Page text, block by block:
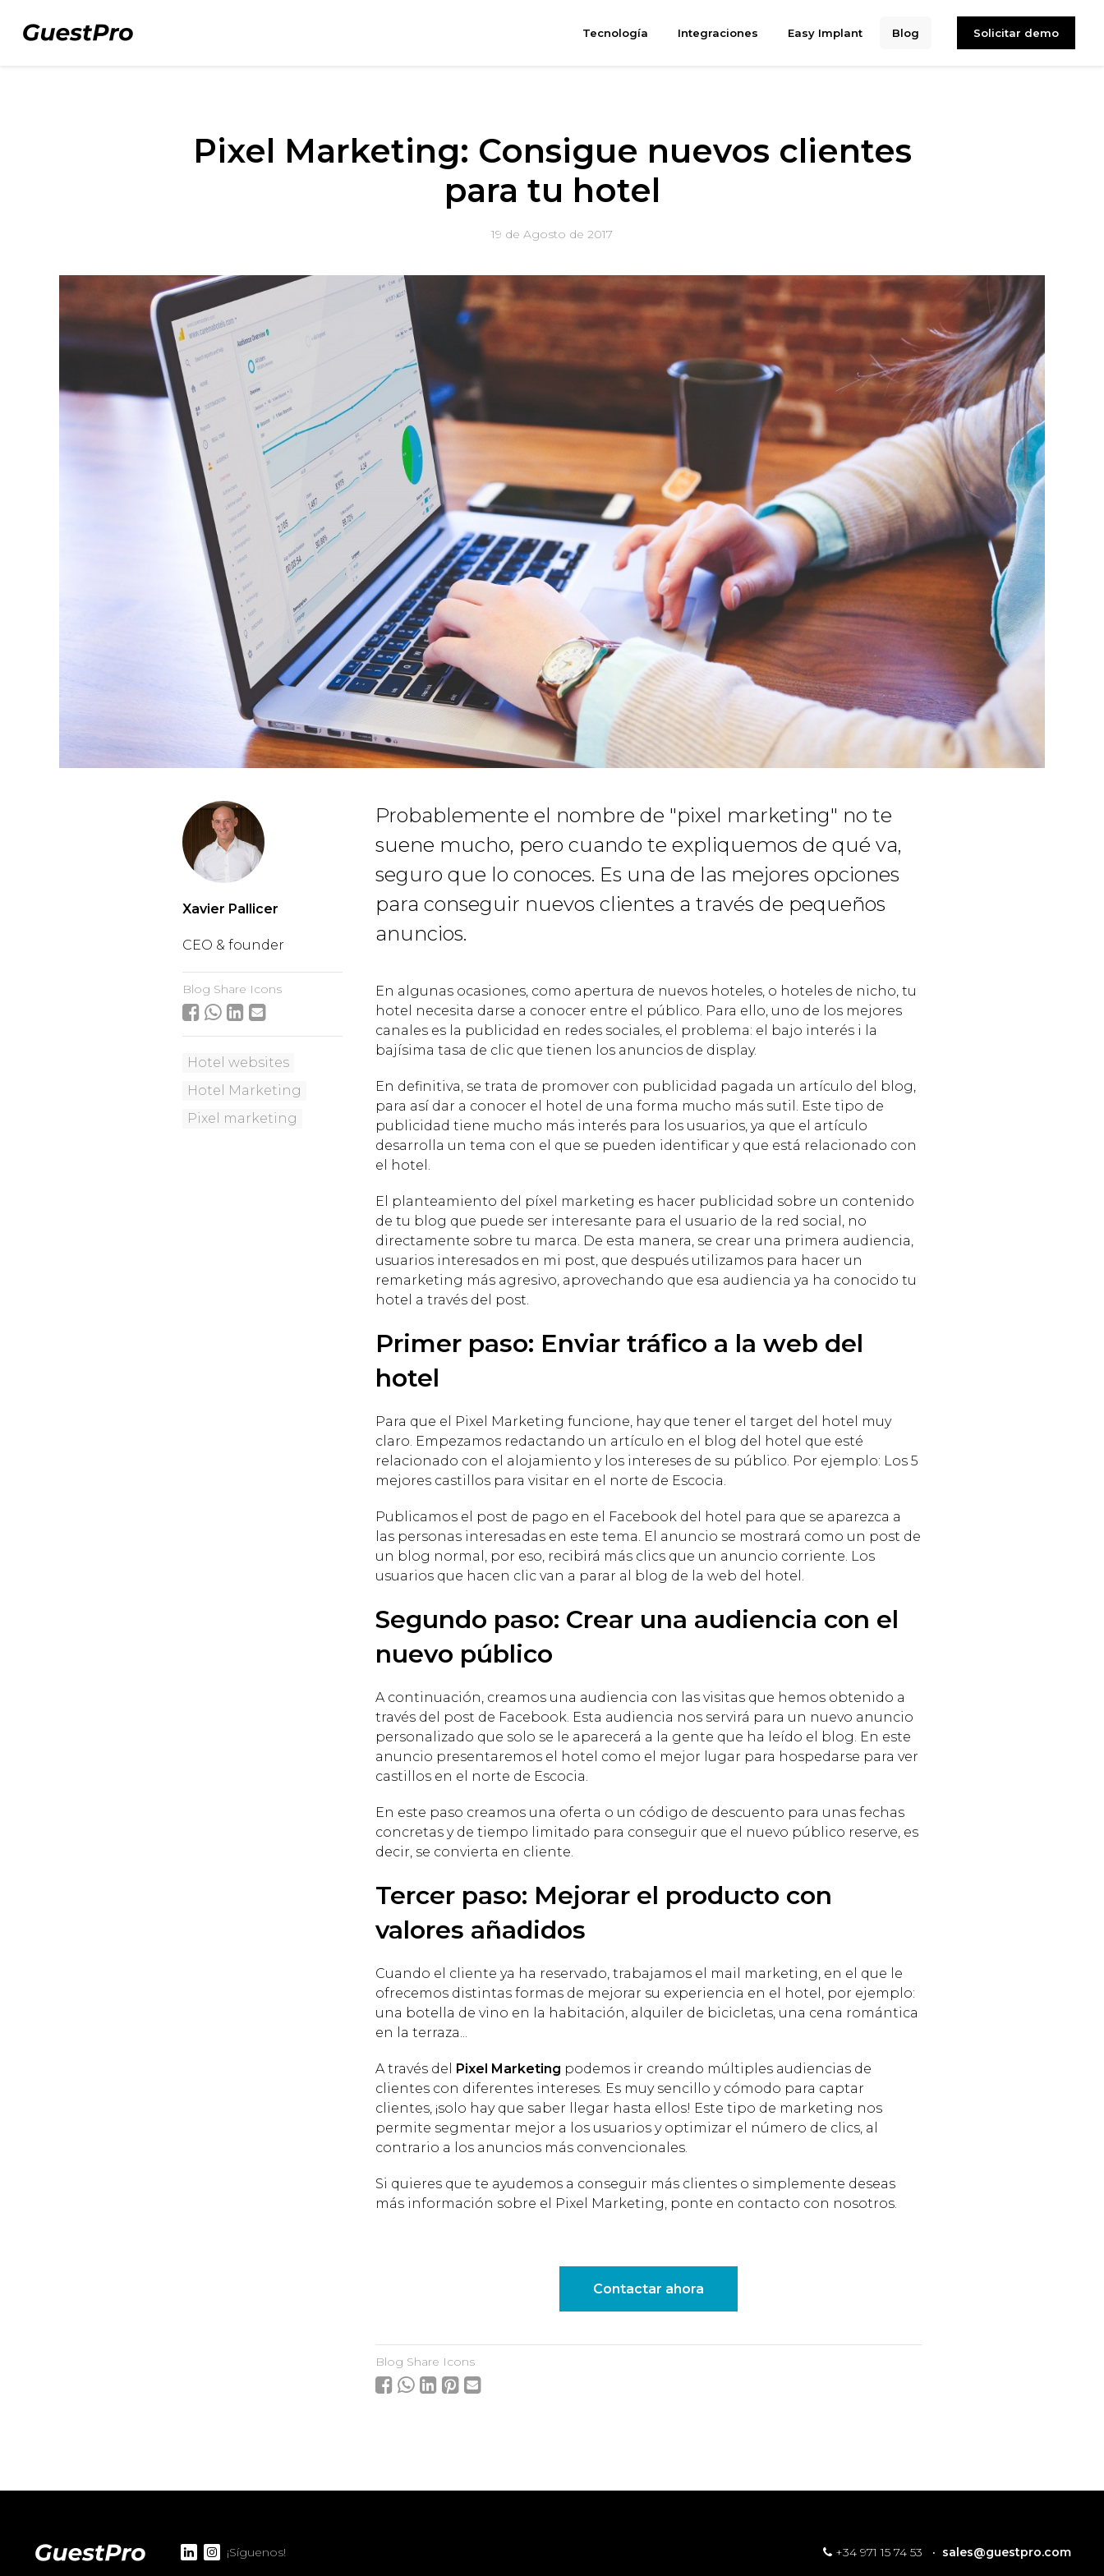
Tecnología Integraciones Easy Implant Blog Solicitar demo
Pixel Marketing: Consigue nuevos clientes
para tu hotel
19 de Agosto de 2017
Probablemente el nombre de "pixel marketing" no te
suene mucho, pero cuando te expliquemos de qué va,
seguro que lo conoces. Es una de las mejores opciones
para conseguir nuevos clientes a través de pequeños
anuncios.
En algunas ocasiones, como apertura de nuevos hoteles, o hoteles de nicho, tu
hotel necesita darse a conocer entre el público. Para ello, uno de los mejores
canales es la publicidad en redes sociales, el problema: el bajo interés i la
bajísima tasa de clic que tienen los anuncios de display.
En definitiva, se trata de promover con publicidad pagada un artículo del blog,
para así dar a conocer el hotel de una forma mucho más sutil. Este tipo de
publicidad tiene mucho más interés para los usuarios, ya que el artículo
desarrolla un tema con el que se pueden identificar y que está relacionado con
el hotel.
El planteamiento del píxel marketing es hacer publicidad sobre un contenido
de tu blog que puede ser interesante para el usuario de la red social, no
directamente sobre tu marca. De esta manera, se crear una primera audiencia,
usuarios interesados en mi post, que después utilizamos para hacer un
remarketing más agresivo, aprovechando que esa audiencia ya ha conocido tu
hotel a través del post.
Primer paso: Enviar tráfico a la web del
hotel
Para que el Pixel Marketing funcione, hay que tener el target del hotel muy
claro. Empezamos redactando un artículo en el blog del hotel que esté
relacionado con el alojamiento y los intereses de su público. Por ejemplo: Los 5
mejores castillos para visitar en el norte de Escocia.
Publicamos el post de pago en el Facebook del hotel para que se aparezca a
las personas interesadas en este tema. El anuncio se mostrará como un post de
un blog normal, por eso, recibirá más clics que un anuncio corriente. Los
usuarios que hacen clic van a parar al blog de la web del hotel.
Segundo paso: Crear una audiencia con el
nuevo público
A continuación, creamos una audiencia con las visitas que hemos obtenido a
través del post de Facebook. Esta audiencia nos servirá para un nuevo anuncio
personalizado que solo se le aparecerá a la gente que ha leído el blog. En este
anuncio presentaremos el hotel como el mejor lugar para hospedarse para ver
castillos en el norte de Escocia.
En este paso creamos una oferta o un código de descuento para unas fechas
concretas y de tiempo limitado para conseguir que el nuevo público reserve, es
decir, se convierta en cliente.
Tercer paso: Mejorar el producto con
valores añadidos
Cuando el cliente ya ha reservado, trabajamos el mail marketing, en el que le
ofrecemos distintas formas de mejorar su experiencia en el hotel, por ejemplo:
una botella de vino en la habitación, alquiler de bicicletas, una cena romántica
en la terraza...
A través del Pixel Marketing podemos ir creando múltiples audiencias de
clientes con diferentes intereses. Es muy sencillo y cómodo para captar
clientes, ¡solo hay que saber llegar hasta ellos! Este tipo de marketing nos
permite segmentar mejor a los usuarios y optimizar el número de clics, al
contrario a los anuncios más convencionales.
Si quieres que te ayudemos a conseguir más clientes o simplemente deseas
más información sobre el Pixel Marketing, ponte en contacto con nosotros.
Contactar ahora
Blog Share Icons
Xavier Pallicer
CEO & founder
Blog Share Icons
Hotel websites
Hotel Marketing
Pixel marketing
¡Síguenos! +34 971 15 74 53 · sales@guestpro.com